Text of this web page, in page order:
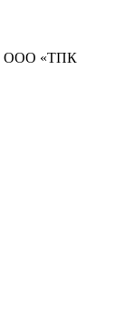
ООО «ТПК